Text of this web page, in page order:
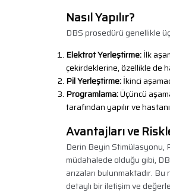
Nasıl Yapılır?
DBS prosedürü genellikle
Elektrot Yerleştirme:İlk
çekirdeklerine, özellikle de
Pil Yerleştirme:İkinci
Programlama:Üçüncü
tarafından yapılır ve
Avantajları ve
Derin Beyin Stimülasyonu,
müdahalede olduğu gibi,
arızaları bulunmaktadır.
detaylı bir iletişim ve